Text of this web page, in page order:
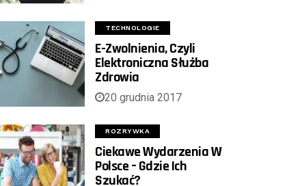
TECHNOLOGIE
E-Zwolnienia, Czyli
Elektroniczna Służba
Zdrowia
20 grudnia 2017
ROZRYWKA
Ciekawe Wydarzenia W
Polsce – Gdzie Ich
Szukać?